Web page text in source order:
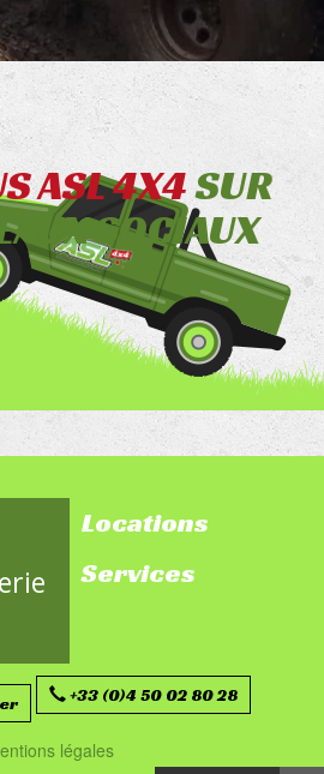
ASL 4X4SUR
SOCIAUX
footer-
sitemap
Locations
Services
+33 (0)4 50 02 80 28
légales